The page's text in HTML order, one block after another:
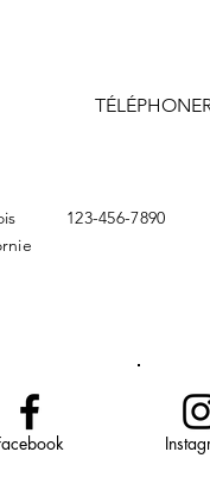
123-456-7890